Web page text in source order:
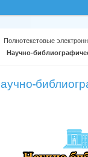
Полнотекстовые
Научно-